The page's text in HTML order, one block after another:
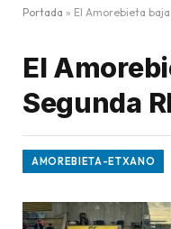
Portada » El Amorebieta baja
El
Segunda
AMOREBIETA-ETXANO